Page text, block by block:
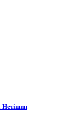
Нетішин